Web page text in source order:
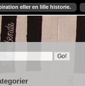
eller en lille historie.